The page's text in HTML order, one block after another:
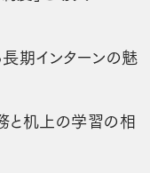
期インターンの魅
と机上の学習の相
ます）